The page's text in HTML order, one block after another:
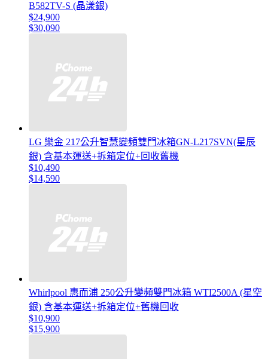
B582TV-S (晶漾銀)
$24,900
$30,090
LG 樂金 217公升智慧變頻雙門冰箱GN-L217SVN(星辰
銀) 含基本運送+拆箱定位+回收舊機
$10,490
$14,590
Whirlpool 惠而浦 250公升變頻雙門冰箱 WTI2500A (星空
銀) 含基本運送+拆箱定位+舊機回收
$10,900
$15,900